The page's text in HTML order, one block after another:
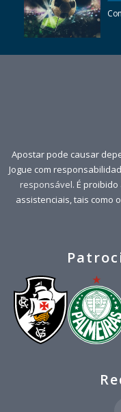
Apostar pode causar
Jogue com
responsável. É
assistenciais, tais como